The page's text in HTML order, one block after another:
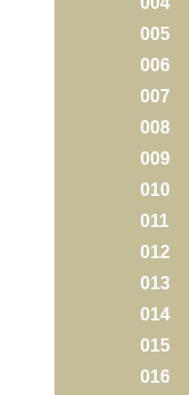
005
006
007
008
009
010
011
012
013
014
015
016